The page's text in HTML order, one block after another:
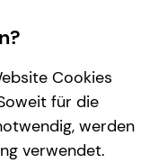
Cookies
für die
werden
verwendet.